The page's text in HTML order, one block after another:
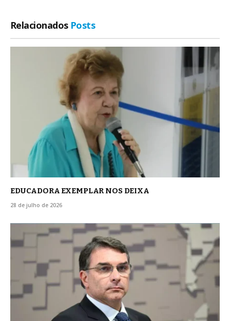
Relacionados Posts
EDUCADORA EXEMPLAR NOS DEIXA
28 de julho de 2026